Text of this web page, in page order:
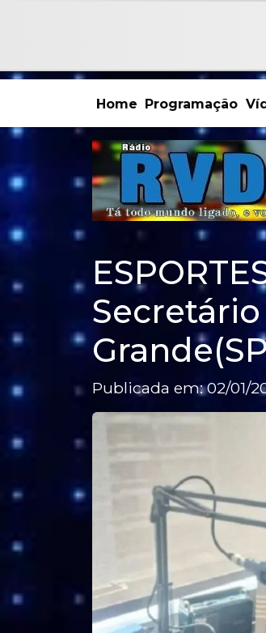
Home Programação
Publicada em: 02/01/